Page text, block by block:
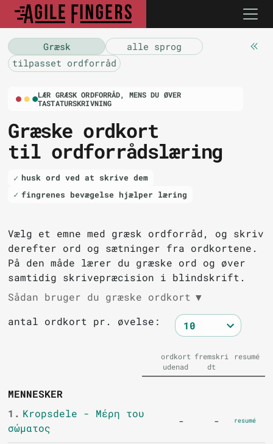
Græsk
alle sprog
tilpasset ordforråd
LÆR GRÆSK ORDFORRÅD, MENS DU ØVER
TASTATURSKRIVNING
Græske ordkort
til ordforrådslæring
husk ord ved at skrive dem
fingrenes bevægelse hjælper læring
Vælg et emne med græsk ordforråd, og skriv
derefter ord og sætninger fra ordkortene.
På den måde lærer du græske ord og øver
samtidig skrivepræcision i blindskrift.
Sådan bruger du græske ordkort ▼
antal ordkort pr. øvelse:
ordkort
udenad
fremskri
dt
resumé
MENNESKER
1. Kropsdele - Μέρη του
σώματος
- - resumé